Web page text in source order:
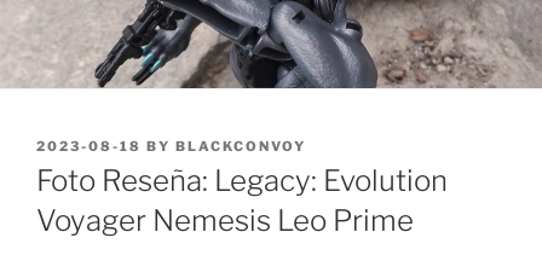
POSTED
ON
2023-08-18 BY BLACKCONVOY
Foto Reseña: Legacy: Evolution
Voyager Nemesis Leo Prime